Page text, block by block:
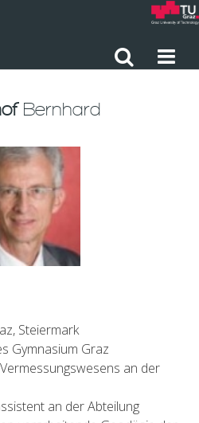
Bernhard
Steiermark
Gymnasium Graz
an der
an der Abteilung